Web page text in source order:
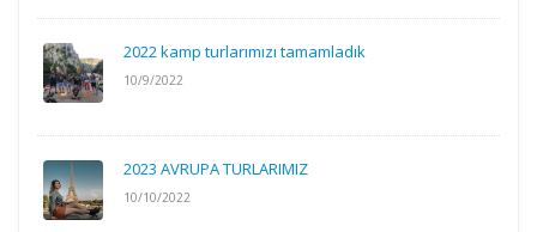
2022 kamp turlarımızı tamamladık
10/9/2022
2023 AVRUPA TURLARIMIZ
10/10/2022